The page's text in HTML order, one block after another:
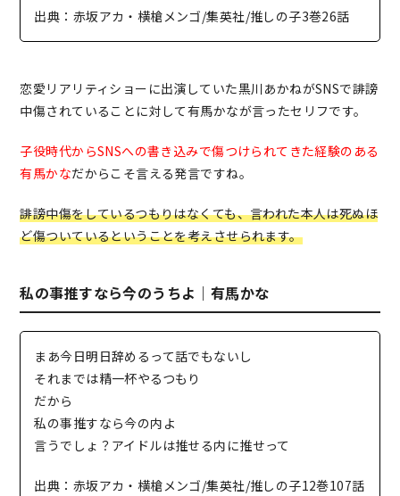
出典：赤坂アカ・横槍メンゴ/集英社/推しの子3巻26話
恋愛リアリティショーに出演していた黒川あかねがSNSで誹謗
中傷されていることに対して有馬かなが言ったセリフです。
子役時代からSNSへの書き込みで傷つけられてきた経験のある
有馬かなだからこそ言える発言ですね。
誹謗中傷をしているつもりはなくても、言われた本人は死ぬほ
ど傷ついているということを考えさせられます。
私の事推すなら今のうちよ｜有馬かな
まあ今日明日辞めるって話でもないし
それまでは精一杯やるつもり
だから
私の事推すなら今の内よ
言うでしょ？アイドルは推せる内に推せって
出典：赤坂アカ・横槍メンゴ/集英社/推しの子12巻107話